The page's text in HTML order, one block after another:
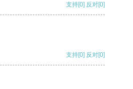
支持[0] 反对[0]
支持[0] 反对[0]